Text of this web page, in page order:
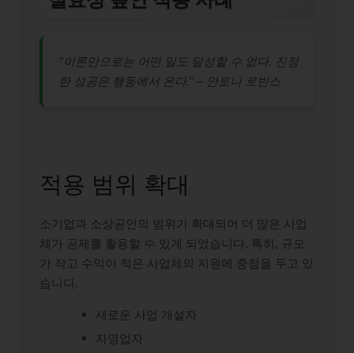
“이론만으로는 어떤 일도 달성할 수 없다. 진정
한 성공은 행동에서 온다.” – 안토니 로빈스
적용 범위 확대
소기업과 소상공인의 범위가 확대되어 더 많은 사업
체가 공제를 활용할 수 있게 되었습니다. 특히, 규모
가 작고 수익이 적은 사업체의 지원에 중점을 두고 있
습니다.
새로운 사업 개설자
자영업자